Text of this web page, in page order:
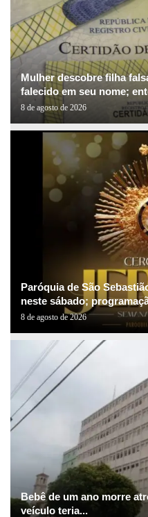
Mulher descobre filha
falecido em seu nome;
8 de agosto de 2026
Paróquia de São
neste sábado;
8 de agosto de 2026
Bebê de um ano morre
veículo teria...